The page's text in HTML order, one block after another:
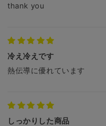
thank you
冷え冷えです
熱伝導に優れています
しっかりした商品